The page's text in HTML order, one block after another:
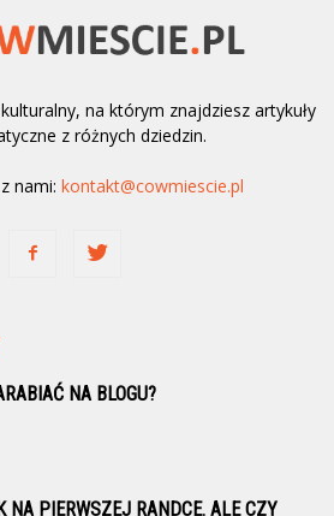
na którym znajdziesz artykuły
z różnych dziedzin.
nami: kontakt@cowmiescie.pl
NA BLOGU?
NA PIERWSZEJ RANDCE. ALE CZY